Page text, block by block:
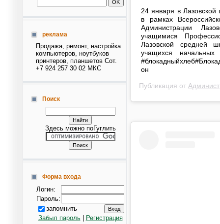
реклама
Продажа, ремонт, настройка
компьютеров, ноутбуков
принтеров, планшетов Сот.
+7 924 257 30 02 МКС
Поиск
Здесь можно поГуглить
Форма входа
Логин:
Пароль:
запомнить
Забыл пароль| Регистрация
24 января в Лазовской
в рамках
Администрации
учащимися
Лазовской средней
учащихся
он
Публикация от